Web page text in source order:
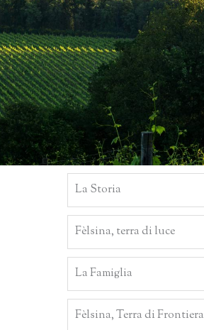
La Storia
Fèlsina, terra di luce
La Famiglia
Fèlsina, Terra di Frontiera